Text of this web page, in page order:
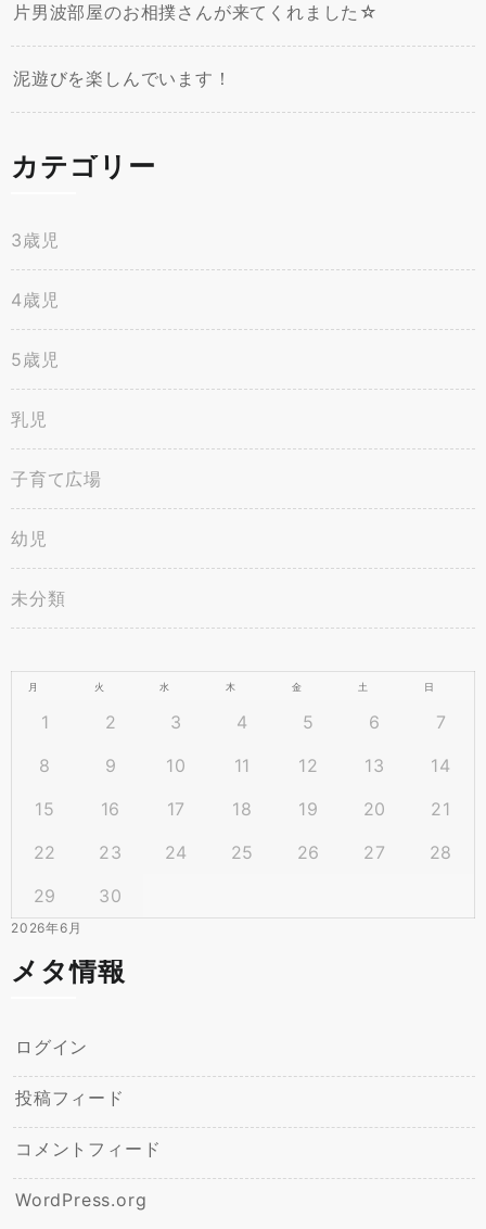
片男波部屋のお相撲さんが来てくれました☆
泥遊びを楽しんでいます！
カテゴリー
3歳児
4歳児
5歳児
乳児
子育て広場
幼児
未分類
2026年6月
月 火 水 木 金 土 日
1 2 3 4 5 6
7
8
9 10 11 12 13
14
15
16 17 18 19 20
21
22
23 24 25 26 27
28
29
30
メタ情報
ログイン
投稿フィード
コメントフィード
WordPress.org